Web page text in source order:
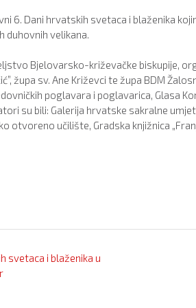
6. Dani hrvatskih svetaca i blaženika
velikana.
Bjelovarsko-križevačke biskupije,
župa sv. Ane Križevci te župa BDM
poglavara i poglavarica, Glasa
su bili: Galerija hrvatske sakralne
otvoreno učilište, Gradska knjižnica
svetaca i blaženika u